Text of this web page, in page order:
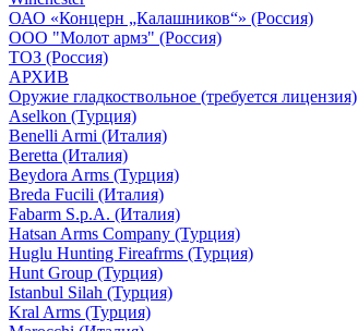
ОАО «Концерн „Калашников“» (Россия)
ООО "Молот армз" (Россия)
ТОЗ (Россия)
АРХИВ
Оружие гладкоствольное (требуется лицензия)
Aselkon (Турция)
Benelli Armi (Италия)
Beretta (Италия)
Beydora Arms (Турция)
Breda Fucili (Италия)
Fabarm S.p.A. (Италия)
Hatsan Arms Company (Турция)
Huglu Hunting Fireafrms (Турция)
Hunt Group (Турция)
Istanbul Silah (Турция)
Kral Arms (Турция)